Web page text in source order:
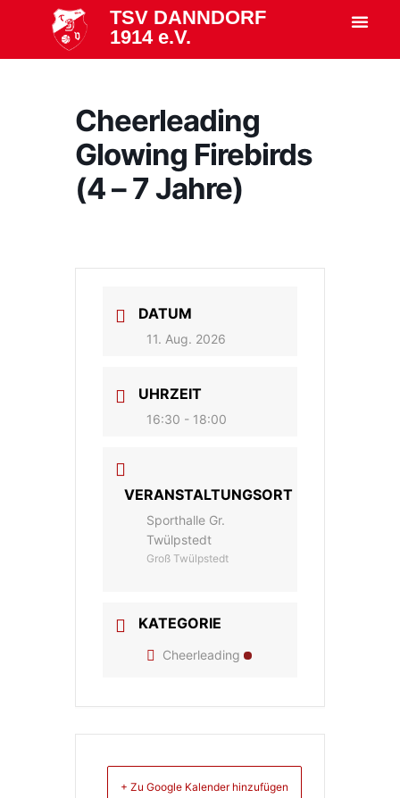
TSV DANNDORF
1914 e.V.
Cheerleading
Glowing Firebirds
(4 – 7 Jahre)
DATUM
11. Aug. 2026
UHRZEIT
16:30 - 18:00
VERANSTALTUNGSORT
Sporthalle Gr.
Twülpstedt
Groß Twülpstedt
KATEGORIE
Cheerleading
+ Zu Google Kalender hinzufügen